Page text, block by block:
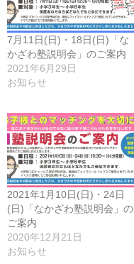
7月11日(日)・18日(日)「な
かざわ塾説明会」のご案内
2021年6月29日
お知らせ
2021年1月10日(日)・24日
(日)「なかざわ塾説明会」の
ご案内
2020年12月21日
お知らせ